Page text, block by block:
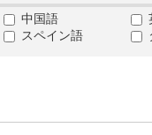
中国語
スペイン語